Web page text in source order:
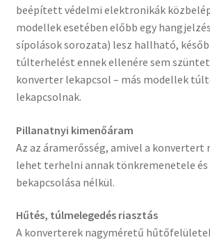
beépített védelmi elektronikák
modellek esetében előbb egy
sípolások sorozata) lesz hallható,
túlterhelést ennek ellenére sem
konverter lekapcsol – más modellek
lekapcsolnak.
Pillanatnyi kimenőáram
Az az áramerősség, amivel a konvertert
lehet terhelni annak tönkremenetele és
bekapcsolása nélkül.
Hűtés, túlmelegedés riasztás
A konverterek nagyméretű